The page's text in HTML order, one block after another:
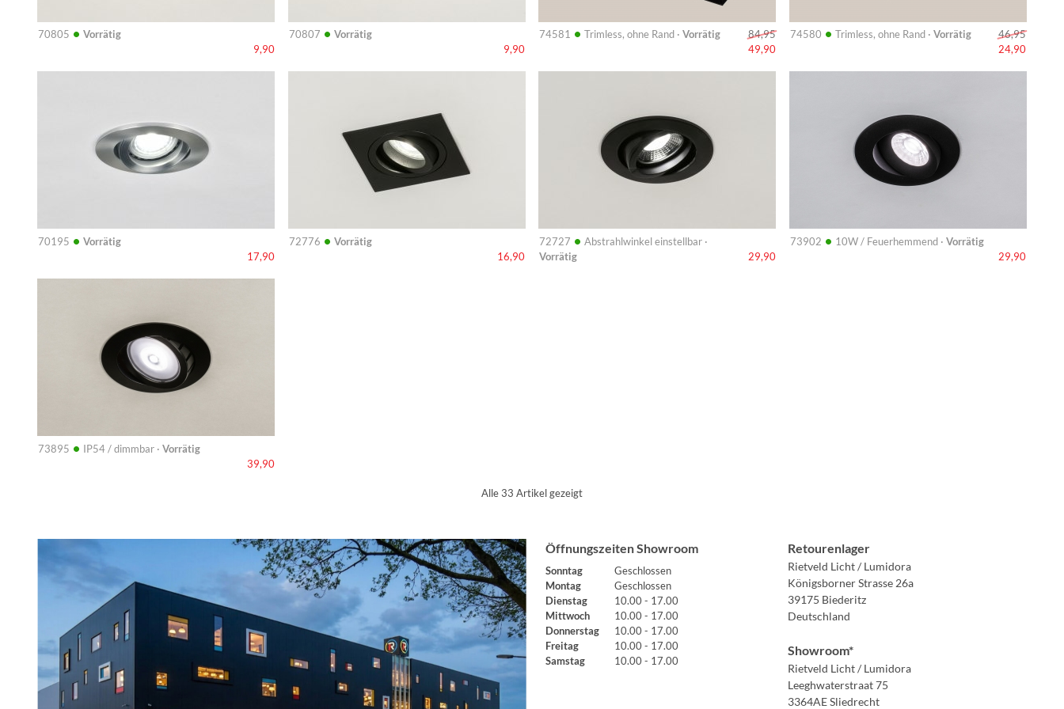
70805 • Vorrätig
9,90
70807 • Vorrätig
9,90
74581 • Trimless, ohne Rand · Vorrätig
84,95
49,90
74580 • Trimless, ohne Rand · Vorrätig
46,95
24,90
70195 • Vorrätig
17,90
Info
72776 • Vorrätig
16,90
Info
72727 • Abstrahlwinkel einstellbar ·
Vorrätig
29,90
Info
73902 • 10W / Feuerhemmend · Vorrätig
29,90
Info
73895 • IP54 / dimmbar · Vorrätig
39,90
Info
Alle 33 Artikel gezeigt
Öffnungszeiten Showroom
Sonntag
Geschlossen
Montag
Geschlossen
Dienstag
10.00 - 17.00
Mittwoch
10.00 - 17.00
Donnerstag
10.00 - 17.00
Freitag
10.00 - 17.00
Samstag
10.00 - 17.00
Retourenlager
Rietveld Licht / Lumidora
Königsborner Strasse 26a
39175 Biederitz
Deutschland
Showroom*
Rietveld Licht / Lumidora
Leeghwaterstraat 75
3364AE Sliedrecht